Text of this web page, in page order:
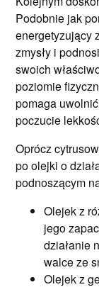
Podobnie jak
energetyzujący
zmysły i
swoich
poziomie
pomaga
poczucie
Oprócz
po olejki o
podnoszącym
Olejek z
jego
działanie
walce ze
Olejek z